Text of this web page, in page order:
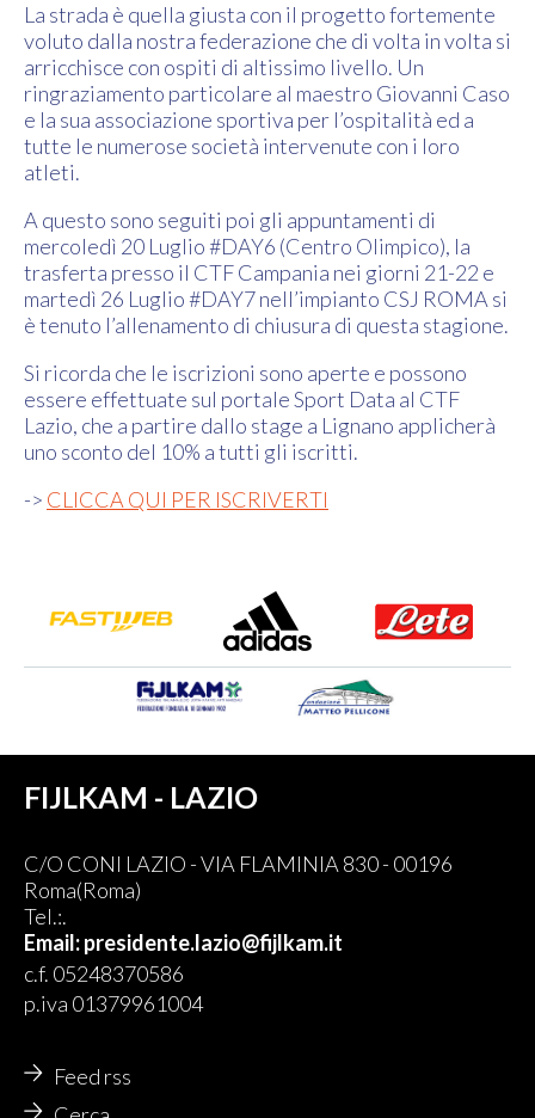
La strada è quella giusta con il progetto fortemente
voluto dalla nostra federazione che di volta in volta si
arricchisce con ospiti di altissimo livello. Un
ringraziamento particolare al maestro Giovanni Caso
e la sua associazione sportiva per l’ospitalità ed a
tutte le numerose società intervenute con i loro
atleti.
A questo sono seguiti poi gli appuntamenti di
mercoledì 20 Luglio #DAY6 (Centro Olimpico), la
trasferta presso il CTF Campania nei giorni 21-22 e
martedì 26 Luglio #DAY7 nell’impianto CSJ ROMA si
è tenuto l’allenamento di chiusura di questa stagione.
Si ricorda che le iscrizioni sono aperte e possono
essere effettuate sul portale Sport Data al CTF
Lazio, che a partire dallo stage a Lignano applicherà
uno sconto del 10% a tutti gli iscritti.
-> CLICCA QUI PER ISCRIVERTI
FIJLKAM - LAZIO
C/O CONI LAZIO - VIA FLAMINIA 830 - 00196
Roma(Roma)
Tel.:.
Email: presidente.lazio@fijlkam.it
c.f. 05248370586
p.iva 01379961004
Feed rss